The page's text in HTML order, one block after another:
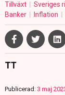
Tillväxt Sveriges
Banker
Inflation
TT
Publicerad: 3 maj